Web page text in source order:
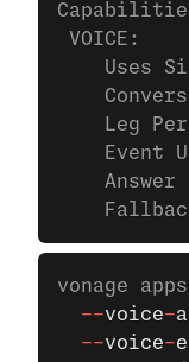
VOICE:
Uses
Leg
Event
Answer
vonage
  --
voice-
  --
voice-